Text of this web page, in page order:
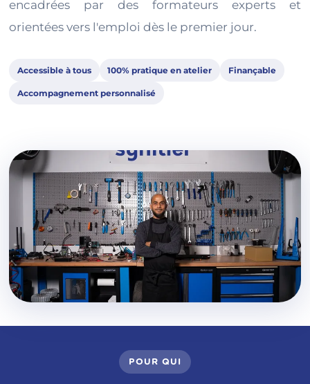
encadrées par des formateurs experts et
orientées vers l'emploi dès le premier jour.
Accessible à tous 100% pratique en atelier Finançable
Accompagnement personnalisé
POUR QUI